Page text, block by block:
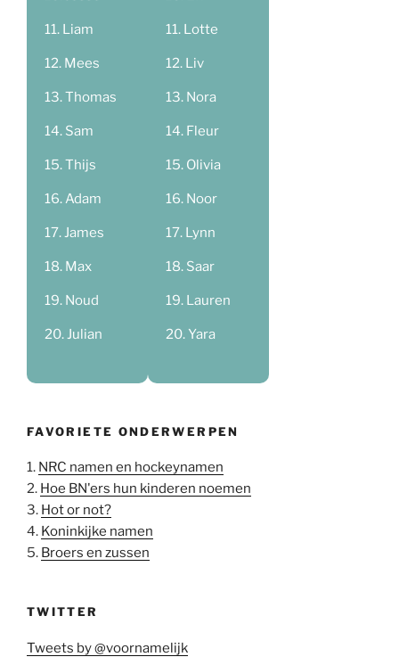
Liam
Mees
Thomas
Sam
Thijs
Adam
James
Max
Noud
Julian
Lotte
Liv
Nora
Fleur
Olivia
Noor
Lynn
Saar
Lauren
Yara
FAVORIETE ONDERWERPEN
1. NRC namen en hockeynamen
2. Hoe BN'ers hun kinderen noemen
3. Hot or not?
4. Koninkijke namen
5. Broers en zussen
TWITTER
Tweets by @voornamelijk